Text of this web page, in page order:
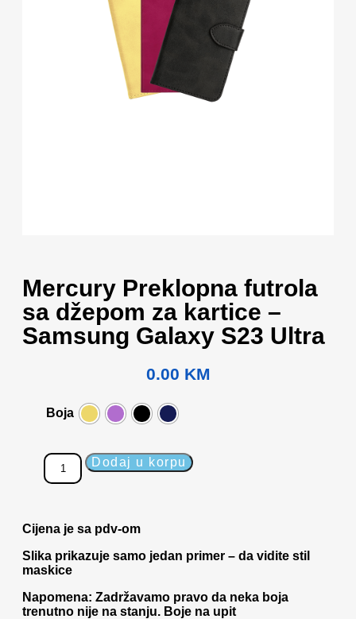
Mercury Preklopna futrola
sa džepom za kartice –
Samsung Galaxy S23 Ultra
0.00 KM
Boja
Dodaj u korpu
Cijena je sa pdv-om
Slika prikazuje samo jedan primer – da vidite stil
maskice
Napomena: Zadržavamo pravo da neka boja
trenutno nije na stanju. Boje na upit